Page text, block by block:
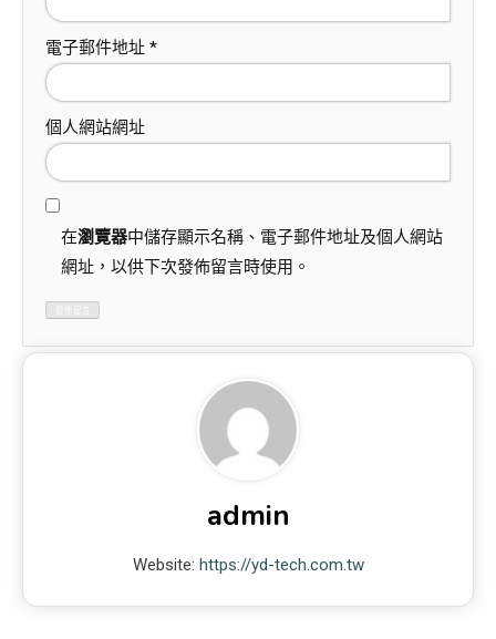
電子郵件地址 *
個人網站網址
在瀏覽器中儲存顯示名稱、電子郵件地址及個人網站
網址，以供下次發佈留言時使用。
admin
Website: https://yd-tech.com.tw